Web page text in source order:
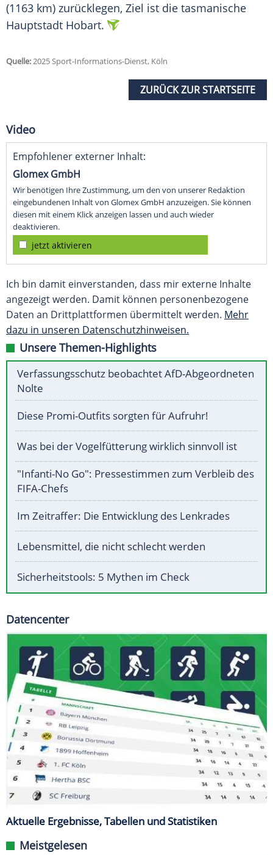
(1163 km) zurücklegen, Ziel ist die tasmanische
Hauptstadt Hobart.
Quelle:2025 Sport-Informations-Dienst, Köln
ZURÜCK ZUR STARTSEITE
Video
Empfohlener externer Inhalt:
Glomex GmbH
Wir benötigen Ihre Zustimmung, um den von unserer Redaktion
eingebundenen Inhalt von Glomex GmbH anzuzeigen. Sie können
diesen mit einem Klick anzeigen lassen und auch wieder
deaktivieren.
jetzt aktivieren
Ich bin damit einverstanden, dass mir externe Inhalte
angezeigt werden. Damit können personenbezogene
Daten an Drittplattformen übermittelt werden. Mehr
dazu in unseren Datenschutzhinweisen.
Unsere Themen-Highlights
Verfassungsschutz beobachtet AfD-Abgeordneten
Nolte
Diese Promi-Outfits sorgten für Aufruhr!
Was bei der Vogelfütterung wirklich sinnvoll ist
"Infanti-No Go": Pressestimmen zum Verbleib des
FIFA-Chefs
Im Zeitraffer: Die Entwicklung des Lenkrades
Lebensmittel, die nicht schlecht werden
Sicherheitstools: 5 Mythen im Check
Datencenter
Aktuelle Ergebnisse, Tabellen und Statistiken
Meistgelesen